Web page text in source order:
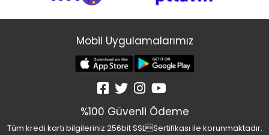
Mobil Uygulamalarımız
%100 Güvenli Ödeme
Tüm kredi kartı bilgileriniz 256bit SSLSertifikası ile korunmaktadır.